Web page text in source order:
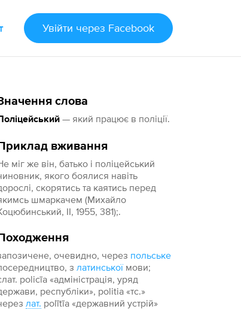
Увійти через Facebook
слова
— який працює в поліції.
Приклад вживання
міг же він, батько і поліцейський
якого боялися навіть
скорятись та каятись перед
шмаркачем (Михайло
II, 1955, 381);.
Походження
очевидно, через польське
з латинської мови;
роliсīа «адміністрація, уряд
республіки», роlitia «тс.»
лат. роlītīа «державний устрій»